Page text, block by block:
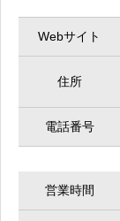
Webサイト
住所
電話番号
営業時間